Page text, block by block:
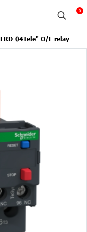
0
LRD-04Tele" O/L relay 0.40-0.63 A